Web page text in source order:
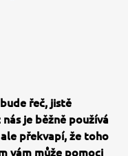
řeč, jistě
je běžně používá
překvapí, že toho
vám může pomoci